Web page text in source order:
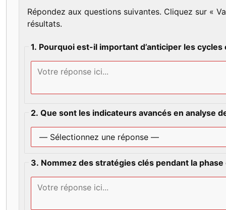
Répondez aux questions suivantes. Cliquez sur «
résultats.
1. Pourquoi est-il important d’anticiper les cycles
2. Que sont les indicateurs avancés en analyse
3. Nommez des stratégies clés pendant la